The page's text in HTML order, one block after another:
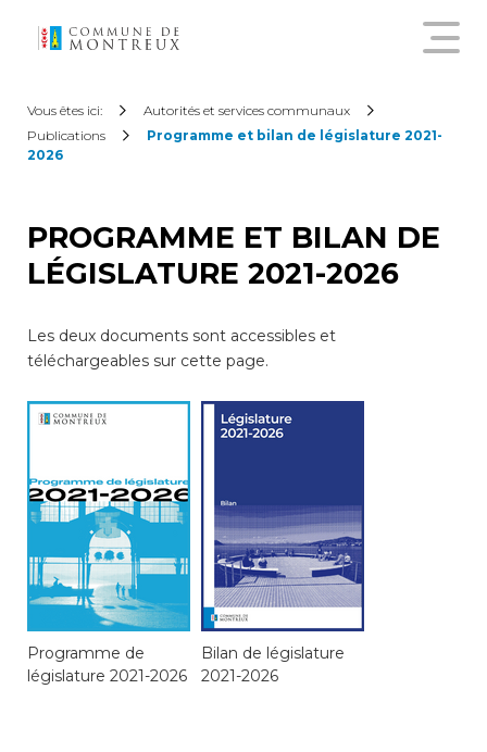
virtuel
Se connecter à son compte
Pour commander une
un déménagement,
demander une subvention
de transports publics ou
consulter les disponibilités
des cartes CFF, créez ou
connectez-vous à votre
compte citoyen en cliquant
sur l’une des catégories ci-
dessus. Pour effectuer
d’autres démarches
administratives en ligne,
cliquez sur l’une des
Vous êtes ici:
Autorités et services communaux
Publications
Programme et bilan de législature 2021-
2026
PROGRAMME ET BILAN DE
LÉGISLATURE 2021-2026
Les deux documents sont accessibles et
téléchargeables sur cette page.
Programme de
législature 2021-2026
Bilan de législature
2021-2026